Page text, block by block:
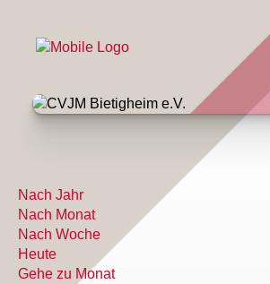
Nach Jahr
Nach Monat
Nach Woche
Heute
Gehe zu Monat